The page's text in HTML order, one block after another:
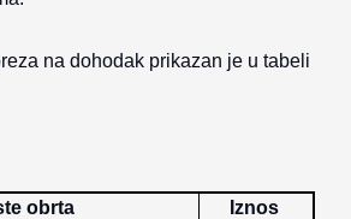
na dohodak prikazan je u tabeli
obrta Iznos